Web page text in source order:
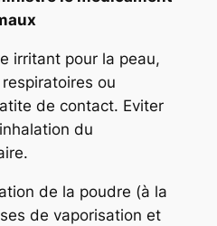
irritant pour la peau,
ou
de contact. Eviter
du
de la poudre (à la
de vaporisation et